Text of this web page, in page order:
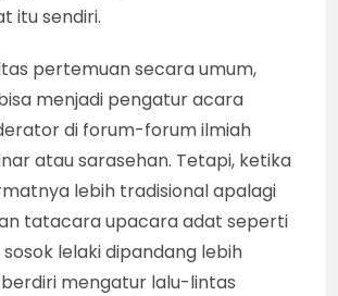
itu sendiri.
pertemuan secara umum,
menjadi pengatur acara
di forum-forum ilmiah
atau sarasehan. Tetapi, ketika
lebih tradisional apalagi
tatacara upacara adat seperti
lelaki dipandang lebih
mengatur lalu-lintas